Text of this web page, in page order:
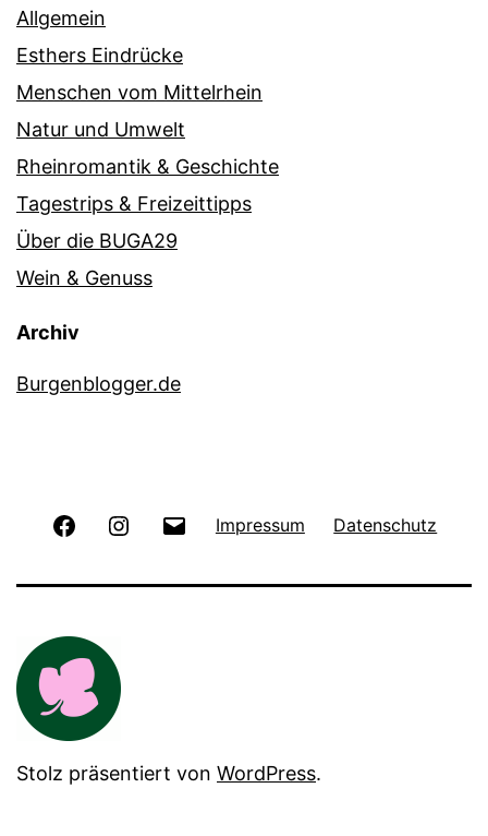
Allgemein
Esthers Eindrücke
Menschen vom Mittelrhein
Natur und Umwelt
Rheinromantik & Geschichte
Tagestrips & Freizeittipps
Über die BUGA29
Wein & Genuss
Archiv
Burgenblogger.de
FacebookInstagram Impressum Datenschutz
Stolz präsentiert von WordPress.